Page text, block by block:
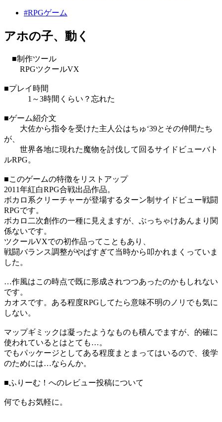
#RPGゲーム
アホの子、動く
■制作ツール
RPGツクールVX
■プレイ時間
1～3時間くらい？忘れた
■ゲーム紹介文
大佐から指令を受けた主人公はちゅ‘39とその仲間たち
が、
世界各地に現れた魔物を討伐して回るサイドビューバト
ルRPG。
■このゲームの特徴をリストアップ
2011年紅白RPG合戦出品作品。
ボカロ系クリーチャーが登場するターン制サイドビュー戦闘
RPGです。
ボカロ二次創作の一種に見えますが、ぶっちゃけあんまり関
係ないです。
ツクールVXでの初作品ってこともあり、
戦闘バランス調整がやばすぎて当時から叩かれまくっていま
した。
…作風はこの時点で既に形成されつつあったのかもしれない
です。
カオスです。ある程度RPGしてたら意味不明のノリでも気に
しない。
マップギミックは凝ったようなものも積んでますが、的確に
使われているとはとても…。
でもパッケージとしてある程度まとまってはいるので、後学
のためには…ならんか。
■ふりーむ！へのレビュー投稿について
何でもお気軽に。